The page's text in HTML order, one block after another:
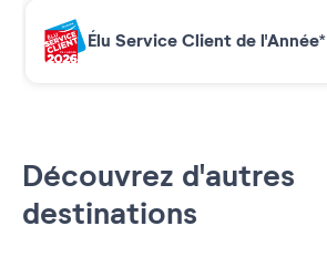
Élu Service Client de l'Année*
Découvrez d'autres
destinations